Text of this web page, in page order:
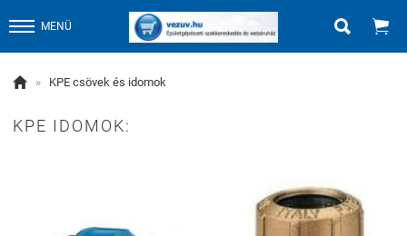
MENÜ  
 » KPE csövek és idomok
KPE IDOMOK: